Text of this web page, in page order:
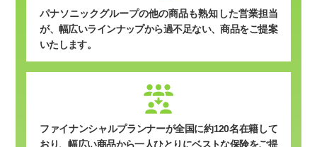
パナソニックグループの他の商品も熟知した営業担当
が、幅広いラインナップから過不足ない、商品をご提案
いたします。
ファイナンシャルプランナーが全国に約120名在籍して
おり、幅広い商品から一人ひとりにベストな保険をご提